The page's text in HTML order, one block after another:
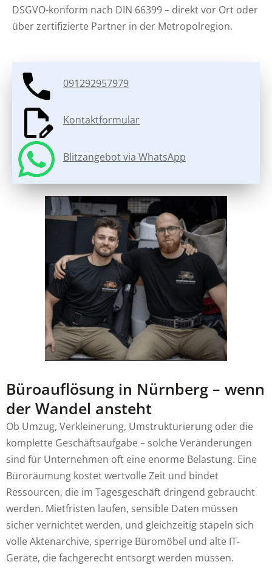
DSGVO-konform nach DIN 66399 – direkt vor Ort oder
über zertifizierte Partner in der Metropolregion.
091292957979
Kontaktformular
Blitzangebot via WhatsApp
Büroauflösung in Nürnberg – wenn
der Wandel ansteht
Ob Umzug, Verkleinerung, Umstrukturierung oder die
komplette Geschäftsaufgabe – solche Veränderungen
sind für Unternehmen oft eine enorme Belastung. Eine
Büroräumung kostet wertvolle Zeit und bindet
Ressourcen, die im Tagesgeschäft dringend gebraucht
werden. Mietfristen laufen, sensible Daten müssen
sicher vernichtet werden, und gleichzeitig stapeln sich
volle Aktenarchive, sperrige Büromöbel und alte IT-
Geräte, die fachgerecht entsorgt werden müssen.